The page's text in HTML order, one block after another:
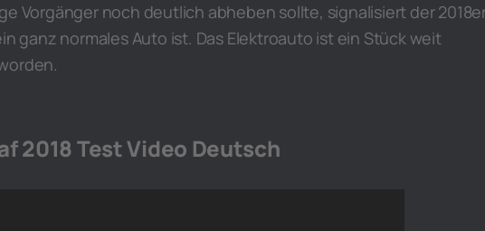
Vorgänger noch deutlich abheben sollte, signalisiert der
ganz normales Auto ist. Das Elektroauto ist ein Stück weit
2018 Test Video Deutsch